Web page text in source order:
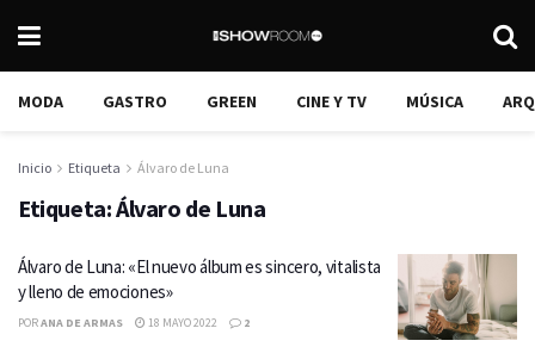
MODA GASTRO GREEN CINE Y TV MÚSICA
Inicio Etiqueta Álvaro de Luna
Etiqueta:Álvaro de Luna
Álvaro de Luna: «El nuevo álbum es sincero, vitalista
y lleno de emociones»
PORANA DE ARMAS 18 MAYO 2022 2